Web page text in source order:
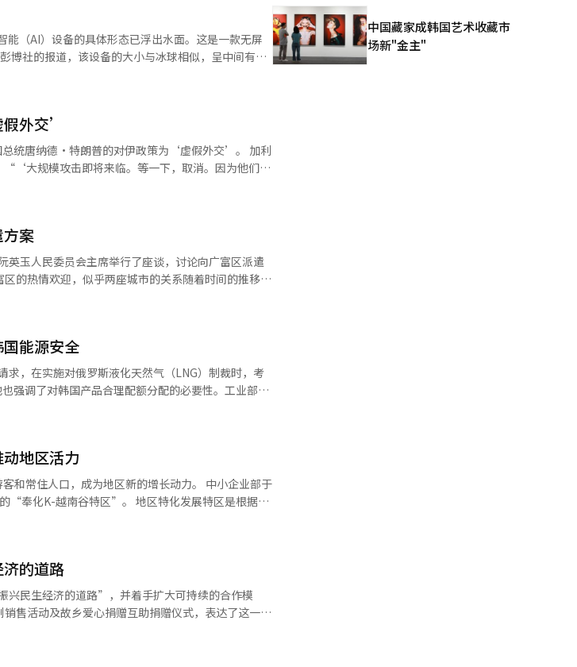
、航天航空、半导体、清洁能源等核心战略技术领
”他还指出：“当韩美科学技术人员跨越国界和学术
长强调了在AI时
）等，支持新兴科学技术人员的国际共同研究和网络
论坛（YGF·YPF）'，支持年轻科学技术人员的交
（AI）设备的具体形态已浮出水面。这是一款无屏
流，而不是通过
用苹果的商业秘
本报道经人工智能（AI）系统翻译与编辑。
外交’
唐纳德·特朗普的对伊政策为‘虚假外交’。 加利
“‘大规模攻击即将来临。等一下，取消。因为他们想
杠杆
进行。”不过，他也警告称：“如果没有达成协议，
系统翻译与编辑。
案
玉人民委员会主席举行了座谈，讨论向广富区派遣
人公共数字图书
公共数
宣传活动。同时还将开展传播韩国文化的活动，包
等。 随后，李相日市长参观了位
馆位于国际莲花村综合福利镇内，建筑面积约1686
莲花村综合福利镇是由国际
幼儿园和老年护理院等设施。 李相日市长表
，能够为广富区居民提供实际帮助，感到非常自豪。
成立
能源安全
，在实施对俄罗斯液化天然气（LNG）制裁时，考
强调了对韩国产品合理配额分配的必要性。工业部表
纳斯·萨瓦尔进行了视频会议，讨论了两国间的重要
欧盟发布的第21次对俄罗斯制裁方案中包含了关于韩
，应充分考虑全球能源市场的稳定以及韩国企业面临
铁措施”。余本部长呼吁，应该为韩国钢铁产品分配
则，为两国企业创造平衡的贸易环境。双方还就韩英
入等主要贸易议题进行了意见交流。未来，双方将
地区活力
口，成为地区新的增长动力。 中小企业部于
区”。 地区特化发展特区是根据
推动符合地方特色的特化项目。 此次新设
游开发、租赁型智能农场、白头大干疗愈宠物村等
土规划法》《住房法》等10项规制特例，以减轻外
济和产业等
支持项目推进，使地区特化发展特区成为地方实际
的道路
兴民生经济的道路”，并着手扩大可持续的合作模
中国藏家成韩国艺术收藏市
场新"金主"